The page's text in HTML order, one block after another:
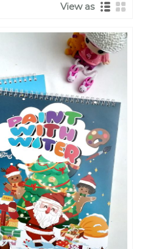
View as